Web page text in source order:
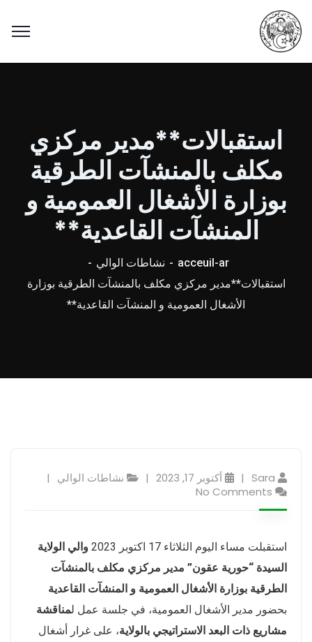
استقبالات**مدير مركزي
مكلف بالمنشآت الطرقية
بوزارة الأشغال العمومية و
المنشآت القاعدية**
acceuil-ar
نشاطات الوالي
استقبالات**مدير مركزي مكلف بالمنشآت الطرقية بوزارة
الأشغال العمومية و المنشآت القاعدية**
Sara أكتوبر 17, 2023
نشاطات الوالي
No Comments
استقبلت مساء اليوم الثلاثاء 17 اكتوبر 2023
والي الولاية
السيدة “حورية عقون” مدير مركزي مكلف بالمنشآت
الطرقية بوزارة الأشغال العمومية و المنشآت القاعدية
بحضور مدير الأشغال العمومية، في جلسة عمل لمناقشة
مشاريع ذات البعد الاستراتيجي بالولاية، على غرار أشغال